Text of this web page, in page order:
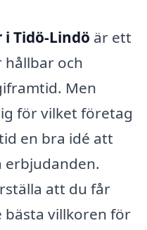
i Tidö-Lindö är ett
hållbar och
Men
för vilket företag
en bra idé att
erbjudanden.
att du får
bästa villkoren för